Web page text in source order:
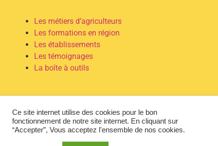
Les métiers d’agriculteurs
Les formations en région
Les établissements
Les témoignages
La boîte à outils
Ce site internet utilise des cookies pour le bon
fonctionnement de notre site internet. En cliquant sur
“Accepter”, Vous acceptez l'ensemble de nos cookies.